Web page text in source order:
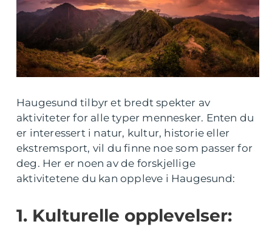
Haugesund tilbyr et bredt spekter av
aktiviteter for alle typer mennesker. Enten du
er interessert i natur, kultur, historie eller
ekstremsport, vil du finne noe som passer for
deg. Her er noen av de forskjellige
aktivitetene du kan oppleve i Haugesund:
1. Kulturelle opplevelser: